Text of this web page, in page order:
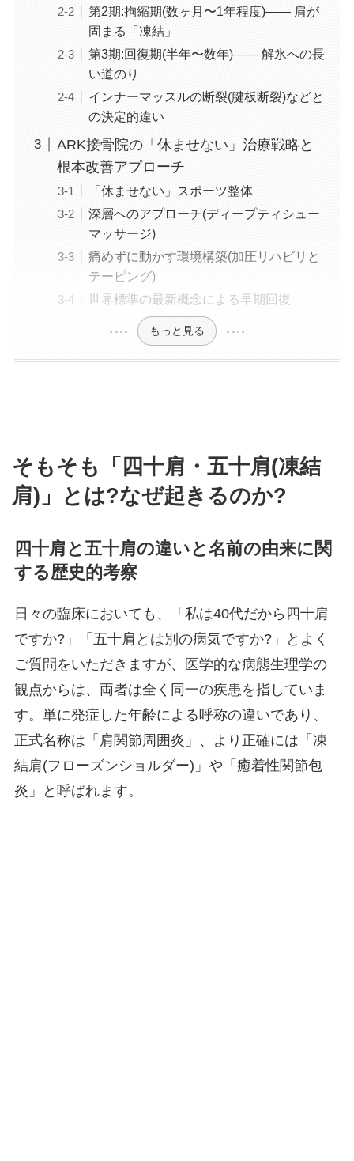
第2期:拘縮期(数ヶ月〜1年程度)―― 肩が
固まる「凍結」
第3期:回復期(半年〜数年)―― 解氷への長
い道のり
インナーマッスルの断裂(腱板断裂)などと
の決定的違い
ARK接骨院の「休ませない」治療戦略と
根本改善アプローチ
「休ませない」スポーツ整体
深層へのアプローチ(ディープティシュー
マッサージ)
痛めずに動かす環境構築(加圧リハビリと
テーピング)
世界標準の最新概念による早期回復
もっと見る
そもそも「四十肩・五十肩(凍結
肩)」とは?なぜ起きるのか?
四十肩と五十肩の違いと名前の由来に関
する歴史的考察
日々の臨床においても、「私は40代だから四十肩
ですか?」「五十肩とは別の病気ですか?」とよく
ご質問をいただきますが、医学的な病態生理学の
観点からは、両者は全く同一の疾患を指していま
す。単に発症した年齢による呼称の違いであり、
正式名称は「肩関節周囲炎」、より正確には「凍
結肩(フローズンショルダー)」や「癒着性関節包
炎」と呼ばれます。